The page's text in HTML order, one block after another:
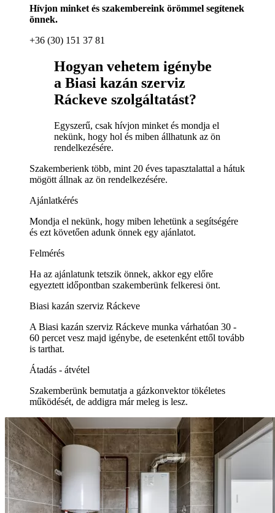
Hívjon minket és szakembereink örömmel segítenek
önnek.
+36 (30) 151 37 81
Hogyan vehetem igénybe
a Biasi kazán szerviz
Ráckeve szolgáltatást?
Egyszerű, csak hívjon minket és mondja el
nekünk, hogy hol és miben állhatunk az ön
rendelkezésére.
Szakemberienk több, mint 20 éves tapasztalattal a hátuk
mögött állnak az ön rendelkezésére.
Ajánlatkérés
Mondja el nekünk, hogy miben lehetünk a segítségére
és ezt követően adunk önnek egy ajánlatot.
Felmérés
Ha az ajánlatunk tetszik önnek, akkor egy előre
egyeztett időpontban szakemberünk felkeresi önt.
Biasi kazán szerviz Ráckeve
A Biasi kazán szerviz Ráckeve munka várhatóan 30 -
60 percet vesz majd igénybe, de esetenként ettől tovább
is tarthat.
Átadás - átvétel
Szakemberünk bemutatja a gázkonvektor tökéletes
működését, de addigra már meleg is lesz.